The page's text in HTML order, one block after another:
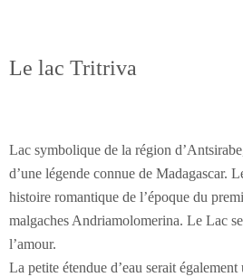
Le lac Tritriva
Lac symbolique de la région
d’une légende connue de Madagascar.
histoire romantique de l’époque du
malgaches Andriamolomerina. Le Lac
l’amour.
La petite étendue d’eau serait